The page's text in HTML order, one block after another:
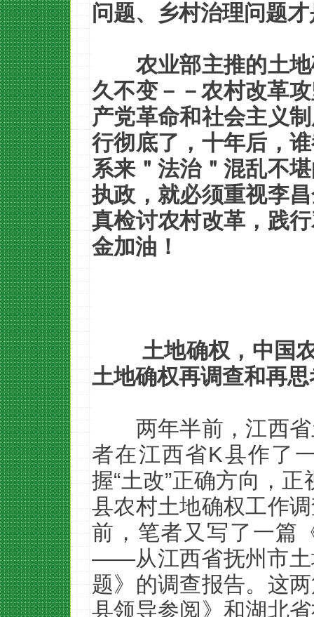
问题、乡村治理问题
农业部主推的土
久不变－－农村改革
产党革命和社会主义
行彻底了，十年后，
系来＂法治＂混乱不
执政，就必须重视李
真检讨农村改革，践
金加油！
土地确权，中国
土地确权再调查和再思
两年半前，江西
者在江西省K县作了
握“土改”正确方向，
县农村土地确权工作
前，笔者又写了一篇
——从江西省抚州市土
题》的调查报告。这
县领导参阅》和湖北